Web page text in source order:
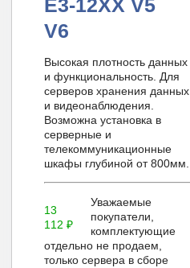
E3-12XX V5
V6
Высокая плотность данных
и функциональность. Для
серверов хранения данных
и видеонаблюдения.
Возможна установка в
серверные и
телекоммуникационные
шкафы глубиной от 800мм.
13
112₽
Уважаемые
покупатели,
комплектующие
отдельно не продаем,
только сервера в сборе